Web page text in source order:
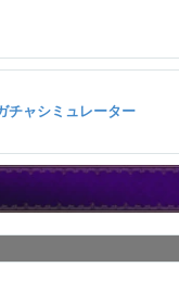
チャシミュレーター